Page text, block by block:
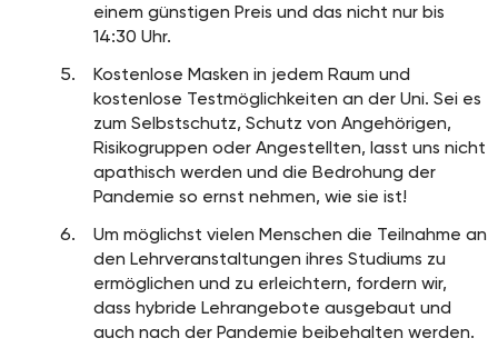
einem günstigen Preis und das nicht nur bis
14:30 Uhr.
Kostenlose Masken in jedem Raum und
kostenlose Testmöglichkeiten an der Uni. Sei es
zum Selbstschutz, Schutz von Angehörigen,
Risikogruppen oder Angestellten, lasst uns nicht
apathisch werden und die Bedrohung der
Pandemie so ernst nehmen, wie sie ist!
Um möglichst vielen Menschen die Teilnahme an
den Lehrveranstaltungen ihres Studiums zu
ermöglichen und zu erleichtern, fordern wir,
dass hybride Lehrangebote ausgebaut und
auch nach der Pandemie beibehalten werden.